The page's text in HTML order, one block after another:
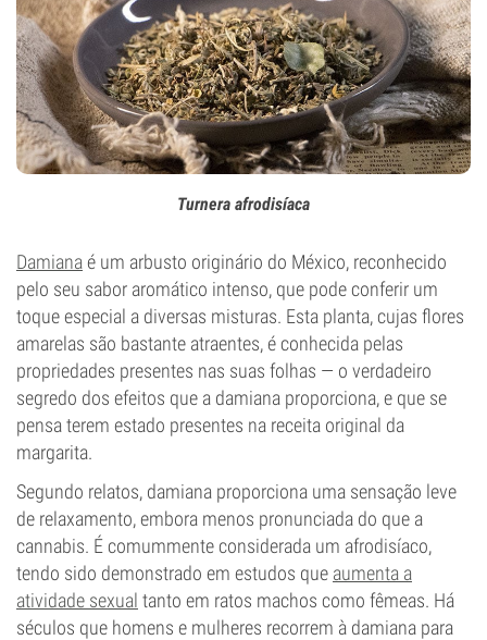
Turnera afrodisíaca
Damianaé um arbusto originário do México, reconhecido
pelo seu sabor aromático intenso, que pode conferir um
toque especial a diversas misturas. Esta planta, cujas flores
amarelas são bastante atraentes, é conhecida pelas
propriedades presentes nas suas folhas — o verdadeiro
segredo dos efeitos que a damiana proporciona, e que se
pensa terem estado presentes na receita original da
margarita.
Segundo relatos, damiana proporciona uma sensação leve
de relaxamento, embora menos pronunciada do que a
cannabis. É comummente considerada um afrodisíaco,
tendo sido demonstrado em estudos que aumenta a
atividade sexual tanto em ratos machos como fêmeas. Há
séculos que homens e mulheres recorrem à damiana para